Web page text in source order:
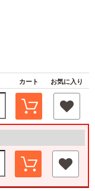
カート お気に入り